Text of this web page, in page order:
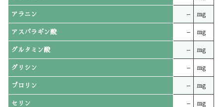
アラニン – mg
アスパラギン酸 – mg
グルタミン酸 – mg
グリシン – mg
プロリン – mg
セリン – mg